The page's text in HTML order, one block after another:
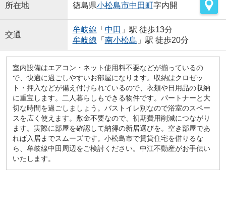
所在地 徳島県小松島市中田町字内開
交通
牟岐線 「 中田 」駅 徒歩13分
牟岐線 「 南小松島 」駅 徒歩20分
室内設備はエアコン・ネット使用料不要などが揃っているの
で、快適に過ごしやすいお部屋になります。収納はクロゼッ
ト・押入などが備え付けられているので、衣類や日用品の収納
に重宝します。二人暮らしもできる物件です。パートナーと大
切な時間を過ごしましょう。バストイレ別なので浴室のスペー
スを広く使えます。敷金不要なので、初期費用削減につながり
ます。実際に部屋を確認して納得の新居選びを。空き部屋であ
れば入居までスムーズです。小松島市で賃貸住宅を借りるな
ら、牟岐線中田周辺をご検討ください。中江不動産がお手伝い
いたします。